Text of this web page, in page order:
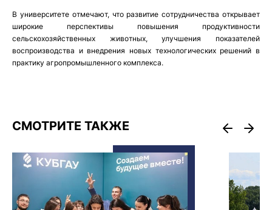
В университете отмечают, что развитие сотрудничества открывает
широкие перспективы повышения продуктивности
сельскохозяйственных животных, улучшения показателей
воспроизводства и внедрения новых технологических решений в
практику агропромышленного комплекса.
СМОТРИТЕ ТАКЖЕ